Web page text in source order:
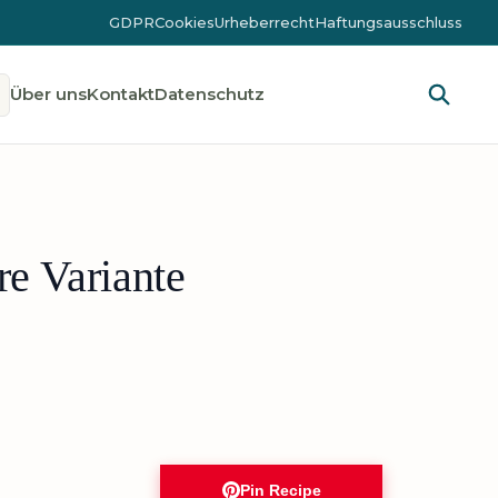
GDPRCookiesUrheberrechtHaftungsausschluss
Über unsKontaktDatenschutz
Variante
Pin Recipe